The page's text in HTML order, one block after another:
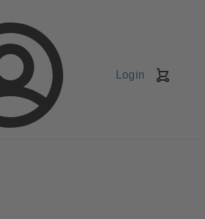
Login